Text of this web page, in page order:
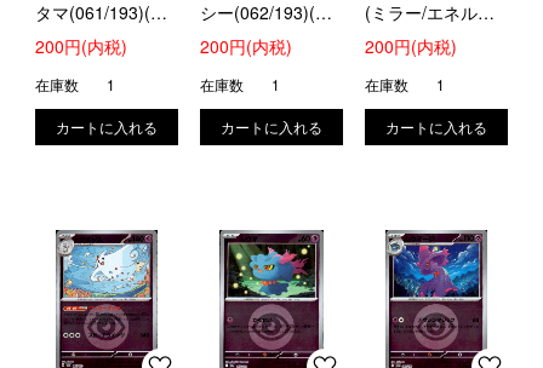
タマ(061/193)(ミ
ラー/エネルギー)
200円(内税)
在庫数 1
シー(062/193)(ミ
ラー/エネルギー)
200円(内税)
在庫数 1
(ミラー/エネルギ
ー)
200円(内税)
在庫数 1